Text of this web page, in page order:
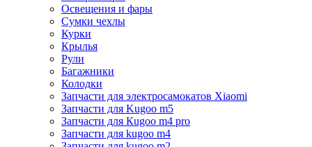
Освещения и фары
Сумки чехлы
Курки
Крылья
Рули
Багажники
Колодки
Запчасти для электросамокатов Xiaomi
Запчасти для Kugoo m5
Запчасти для Кugoo m4 pro
Запчасти для kugoo m4